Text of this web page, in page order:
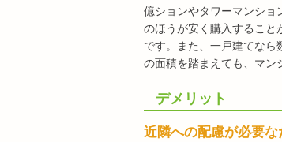
億ションやタワーマンショ
のほうが安く購入すること
です。また、一戸建てな
の面積を踏まえても、マン
デメリット
近隣への配慮が必要な